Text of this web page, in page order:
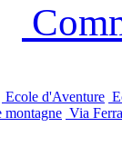
Ecole d'Aventure
montagne Via